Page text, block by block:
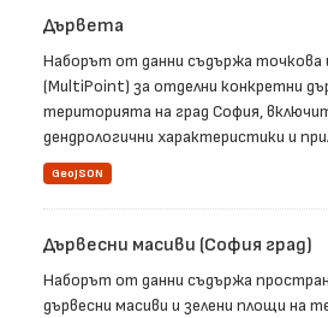
Дървета
Наборът от данни съдържа точкова
(MultiPoint) за отделни конкретни
територията на град София,
дендрологични характеристики и
GeoJSON
Дървесни масиви (София град)
Наборът от данни съдържа
дървесни масиви и зелени площи на